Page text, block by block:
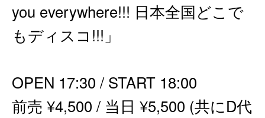
you everywhere!!! 日本全国どこで
もディスコ!!!」
OPEN 17:30 / START 18:00
前売 ¥4,500 / 当日 ¥5,500 (共にD代